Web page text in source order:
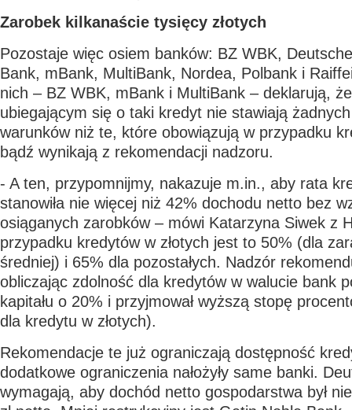
Zarobek kilkanaście tysięcy złotych
Pozostaje więc osiem banków: BZ WBK,
Bank, mBank, MultiBank, Nordea, Polbank i
nich – BZ WBK, mBank i MultiBank – deklarują,
ubiegającym się o taki kredyt nie stawiają
warunków niż te, które obowiązują w przypadku
bądź wynikają z rekomendacji nadzoru.
- A ten, przypomnijmy, nakazuje m.in., aby rata
stanowiła nie więcej niż 42% dochodu netto bez
osiąganych zarobków – mówi Katarzyna Siwek z
przypadku kredytów w złotych jest to 50% (dla
średniej) i 65% dla pozostałych. Nadzór
obliczając zdolność dla kredytów w walucie bank
kapitału o 20% i przyjmował wyższą stopę
dla kredytu w złotych).
Rekomendacje te już ograniczają dostępność
dodatkowe ograniczenia nałożyły same banki.
wymagają, aby dochód netto gospodarstwa był